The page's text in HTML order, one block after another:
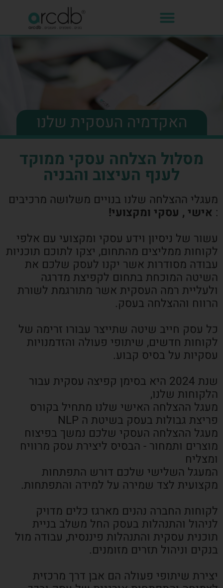
האקדמיה העסקית שלנו
מסלול הצלחה עסקי ממוקד
לענף העיצוב והבניה
מעגלי ההצלחה שלנו בנויים משלושה מרכיבים
: אישי , עסקי ומקצועי!
עשור של ניסיון וידע עסקי ומקצועי עם אלפי
לקוחות ממליצים מהתחום, יצקו לתוכם תוכניות
עבודה מסודרות אשר יקנו לעסק שלכם את
השיטה המוכחת בתחום לקפיצת מדרגה
ולעליית רמה העסקית אשר מתורגמת לשורת
הרווח וההצלחה בעסק.
כל עסק חייב שיטה שתייצר עבורו זרימה של
לקוחות חדשים, שיתופי פעולה והזדמנויות
עסקיות על בסיס קבוע.
שנת 2024 היא בסימן קפיצה עסקית עבור
הלקוחות שלנו,
מעגל ההצלחה האישי שלנו מתחיל בקורס
פריצת גבולות בעסק בשיטת ה NLP
מעגל ההצלחה העסקי שלכם נמשך בפיצוח
מוצרים ותמחור - הבסיס ליצירת עסק מרוויח
ומצליח
המעגל השלישי שלכם דורש התפתחות
מקצועית לצד שמירה על למידה והתפתחות.
לקוחות החברה נהנים מארגז כלים מדויק
לניהול והתנהלות בעסק החל משלב בניית
תוכנית עסקית והתנהלות פיננסית, עבודה מול
בנקים וניהול תזרים מזומנים.
יצירת שיתופי פעולה הם אבן דרך מרכזית